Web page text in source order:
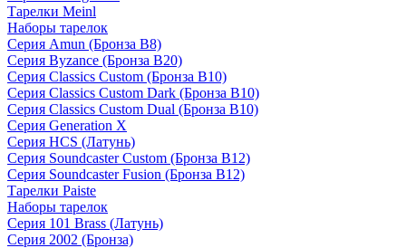
Тарелки Meinl
Наборы тарелок
Серия Amun (Бронза B8)
Серия Byzance (Бронза B20)
Серия Classics Custom (Бронза B10)
Серия Classics Custom Dark (Бронза B10)
Серия Classics Custom Dual (Бронза B10)
Серия Generation X
Серия HCS (Латунь)
Серия Soundcaster Custom (Бронза B12)
Серия Soundcaster Fusion (Бронза B12)
Тарелки Paiste
Наборы тарелок
Серия 101 Brass (Латунь)
Серия 2002 (Бронза)